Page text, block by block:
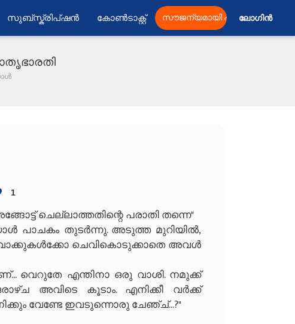
സുബ്സ്ക്രിപ്ഷൻ കോൺടാക്റ്റ് സൗജന്യമായി ലോഗിൻ
മാതൃഭാരതി
1
ചെല്ലാത്തതിന്റെ പരാതി തന്നെ"
പാചകം തുടർന്നു. അടുത്ത മുറിയിൽ,
ചെവികൊടുക്കാതെ അവൾ
വെറുതേ എന്തിനാ ഒരു വാശി. നമുക്ക്
അവിടെ കൂടാം. എനിക്കീ വർക്ക്
വേണ്ടേ ഇവടുന്നൊരു ചേഞ്ച്‌...?"